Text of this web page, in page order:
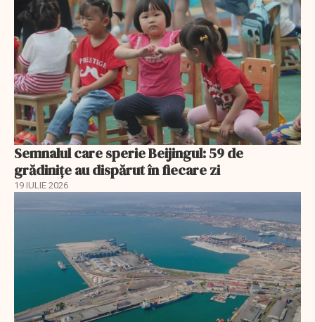
Semnalul care sperie Beijingul: 59 de
grădinițe au dispărut în fiecare zi
19 IULIE 2026